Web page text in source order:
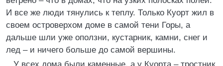
И все же люди тянулись к теплу. Только Куорт жил в
своем островерхом доме в самой тени Горы, а
дальше шли уже оползни, кустарник, камни, снег и
лед – и ничего больше до самой вершины.